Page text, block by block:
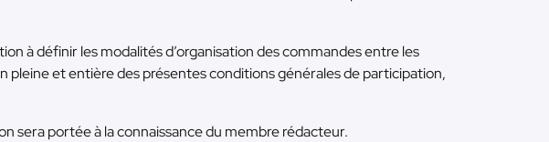
à définir les modalités d’organisation des commandes entre les
et entière des présentes conditions générales de participation,
sera portée à la connaissance du membre rédacteur.